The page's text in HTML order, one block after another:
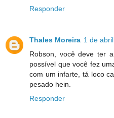
Responder
Thales Moreira 1 de
Robson, você deve ter
possível que você fez
com um infarte, tá loco
pesado hein.
Responder